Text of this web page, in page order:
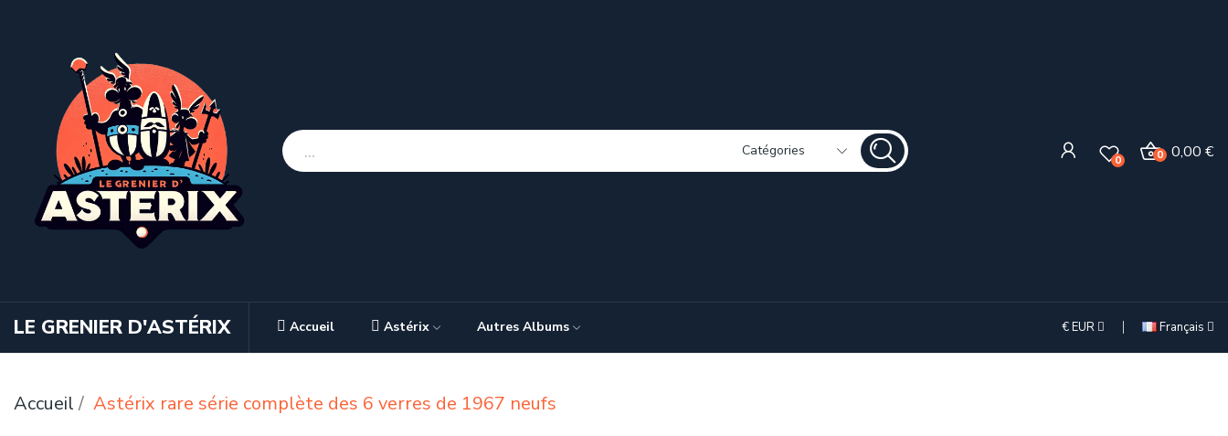
Catégories
0 0,00 €
0
LE GRENIER D'ASTÉRIX Accueil Astérix Autres Albums €EUR Français
Accueil Astérix rare série complète des 6 verres de 1967 neufs